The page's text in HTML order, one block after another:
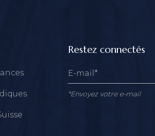
Restez connectés
*Envoyez votre e-mail